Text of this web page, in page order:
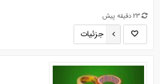
23 دقیقه پیش
جزئیات